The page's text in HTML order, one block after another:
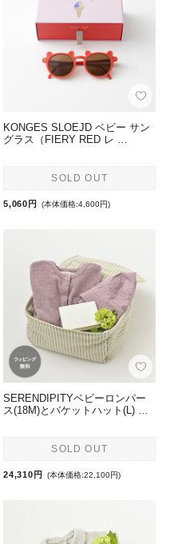
KONGES SLOEJD ベビー サン
グラス（FIERY RED レ …
SOLD OUT
5,060円 (本体価格:4,600円)
SERENDIPITYベビーロンパー
ス(18M)とバケットハット(L) …
SOLD OUT
24,310円 (本体価格:22,100円)